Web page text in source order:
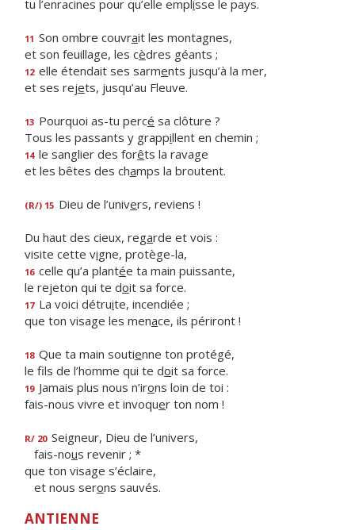
tu l’enracines pour qu’elle emplisse le pays.
11 Son ombre couvrait les montagnes,
et son feuillage, les cèdres géants ;
12 elle étendait ses sarments jusqu’à la mer,
et ses rejets, jusqu’au Fleuve.
13 Pourquoi as-tu percé sa clôture ?
Tous les passants y grappillent en chemin ;
14 le sanglier des forêts la ravage
et les bêtes des champs la broutent.
(R/) 15 Dieu de l’univers, reviens !
Du haut des cieux, regarde et vois :
visite cette vigne, protège-la,
16 celle qu’a plantée ta main puissante,
le rejeton qui te doit sa force.
17 La voici détruite, incendiée ;
que ton visage les menace, ils périront !
18 Que ta main soutienne ton protégé,
le fils de l’homme qui te doit sa force.
19 Jamais plus nous n’irons loin de toi :
fais-nous vivre et invoquer ton nom !
R/ 20 Seigneur, Dieu de l’univers,
fais-nous revenir ; *
que ton visage s’éclaire,
et nous serons sauvés.
ANTIENNE